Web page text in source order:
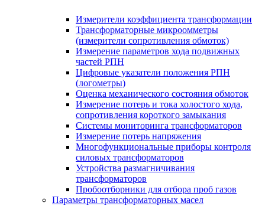
Измерители коэффициента трансформации
Трансформаторные микроомметры
(измерители сопротивления обмоток)
Измерение параметров хода подвижных
частей РПН
Цифровые указатели положения РПН
(логометры)
Оценка механического состояния обмоток
Измерение потерь и тока холостого хода,
сопротивления короткого замыкания
Системы мониторинга трансформаторов
Измерение потерь напряжения
Многофункциональные приборы контроля
силовых трансформаторов
Устройства размагничивания
трансформаторов
Пробоотборники для отбора проб газов
Параметры трансформаторных масел